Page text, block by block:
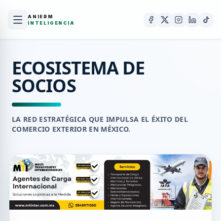
ANIERM
INTELIGENCIA
ECOSISTEMA DE
SOCIOS
LA RED ESTRATÉGICA QUE IMPULSA EL ÉXITO DEL
COMERCIO EXTERIOR EN MÉXICO.